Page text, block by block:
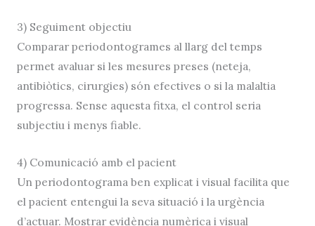
3) Seguiment objectiu
Comparar periodontogrames al llarg del temps
permet avaluar si les mesures preses (neteja,
antibiòtics, cirurgies) són efectives o si la malaltia
progressa. Sense aquesta fitxa, el control seria
subjectiu i menys fiable.
4) Comunicació amb el pacient
Un periodontograma ben explicat i visual facilita que
el pacient entengui la seva situació i la urgència
d’actuar. Mostrar evidència numèrica i visual